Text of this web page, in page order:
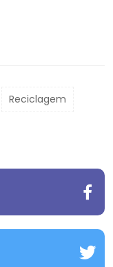
Reciclagem